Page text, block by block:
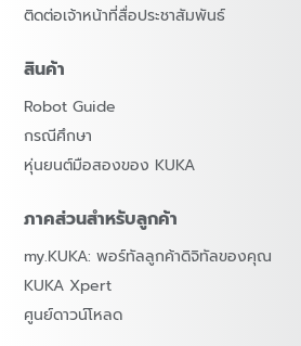
ติดต่อเจ้าหน้าที่สื่อประชาสัมพันธ์
สินค้า
Robot Guide
กรณีศึกษา
หุ่นยนต์มือสองของ KUKA
ภาคส่วนสำหรับลูกค้า
my.KUKA: พอร์ทัลลูกค้าดิจิทัลของคุณ
KUKA Xpert
ศูนย์ดาวน์โหลด